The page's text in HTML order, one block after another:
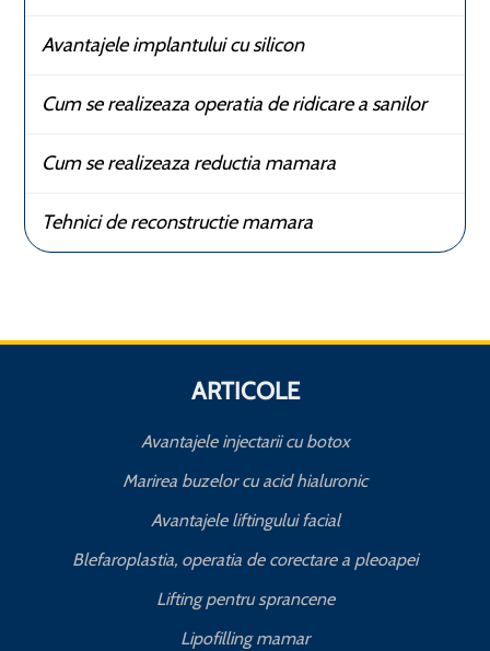
Avantajele implantului cu silicon
Cum se realizeaza operatia de ridicare a sanilor
Cum se realizeaza reductia mamara
Tehnici de reconstructie mamara
ARTICOLE
Avantajele injectarii cu botox
Marirea buzelor cu acid hialuronic
Avantajele liftingului facial
Blefaroplastia, operatia de corectare a pleoapei
Lifting pentru sprancene
Lipofilling mamar